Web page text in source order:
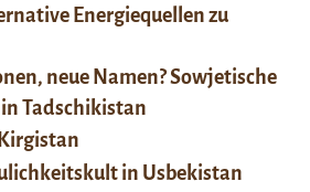
Energiequellen zu
neue Namen? Sowjetische
Tadschikistan
in Usbekistan